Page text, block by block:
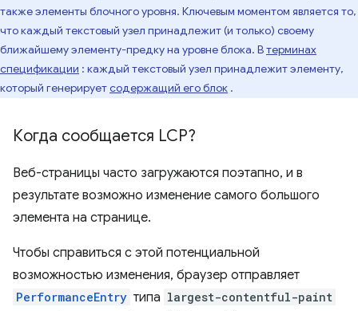
также элементы блочного уровня. Ключевым моментом является то,
что каждый текстовый узел принадлежит (и только) своему
ближайшему элементу-предку на уровне блока. Втерминах
спецификации : каждый текстовый узел принадлежит элементу,
который генерируетсодержащий его блок .
Когда сообщается LCP?
Веб-страницы часто загружаются поэтапно, и в
результате возможно изменение самого большого
элемента на странице.
Чтобы справиться с этой потенциальной
возможностью изменения, браузер отправляет
PerformanceEntry типа largest-contentful-paint